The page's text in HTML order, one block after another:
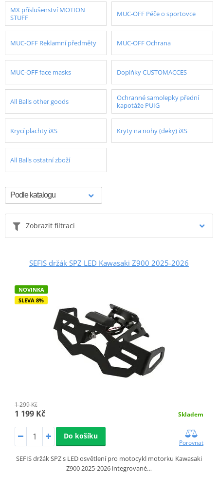
MX příslušenství MOTION
STUFF
MUC-OFF Péče o sportovce
MUC-OFF Reklamní předměty MUC-OFF Ochrana
MUC-OFF face masks Doplňky CUSTOMACCES
All Balls other goods
Ochranné samolepky přední
kapotáže PUIG
Krycí plachty iXS Kryty na nohy (deky) iXS
All Balls ostatní zboží
Zobrazit filtraci
SEFIS držák SPZ LED Kawasaki Z900 2025-2026
NOVINKA
SLEVA 8%
1 299 Kč
1 199 Kč Skladem
Do košíku
Porovnat
SEFIS držák SPZ s LED osvětlení pro motocykl motorku Kawasaki
Z900 2025-2026 integrované…